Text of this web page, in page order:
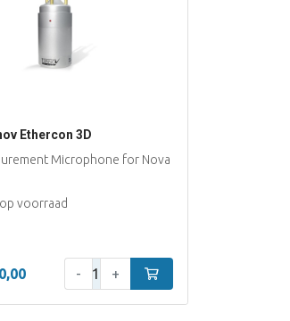
Ethercon 3D
Microphone for Nova
voorraad
Aantal:
- + In winkelwagen